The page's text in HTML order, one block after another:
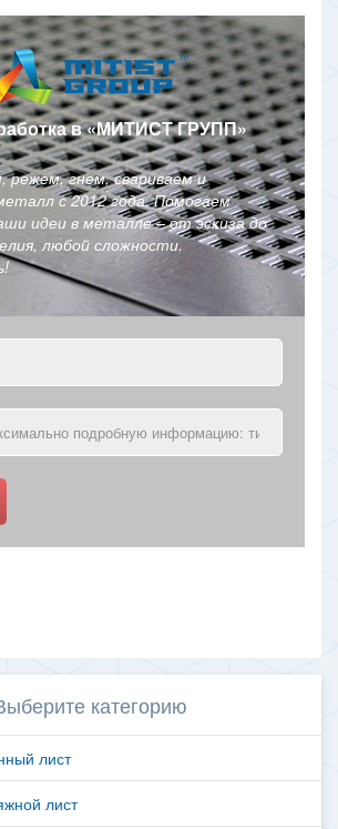
в«МИТИСТ ГРУПП»
режем, гнем, свариваем и
с 2012 года. Помогаем
идеи в металле – от эскиза до
любой сложности.
категорию
лист
лист